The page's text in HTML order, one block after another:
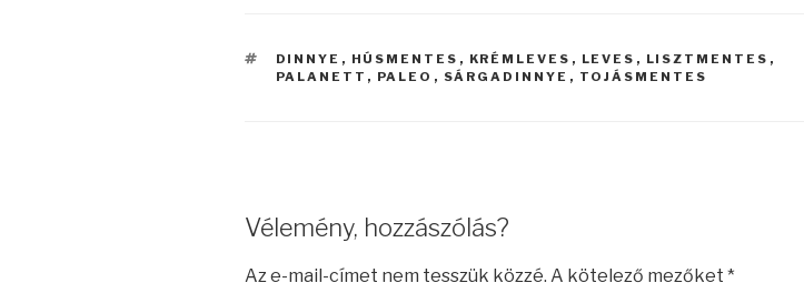
CÍMKÉK
DINNYE , HÚSMENTES , KRÉMLEVES , LEVES , LISZTMENTES ,
PALANETT , PALEO , SÁRGADINNYE , TOJÁSMENTES
Vélemény, hozzászólás?
Az e-mail-címet nem tesszük közzé. A kötelező mezőket *